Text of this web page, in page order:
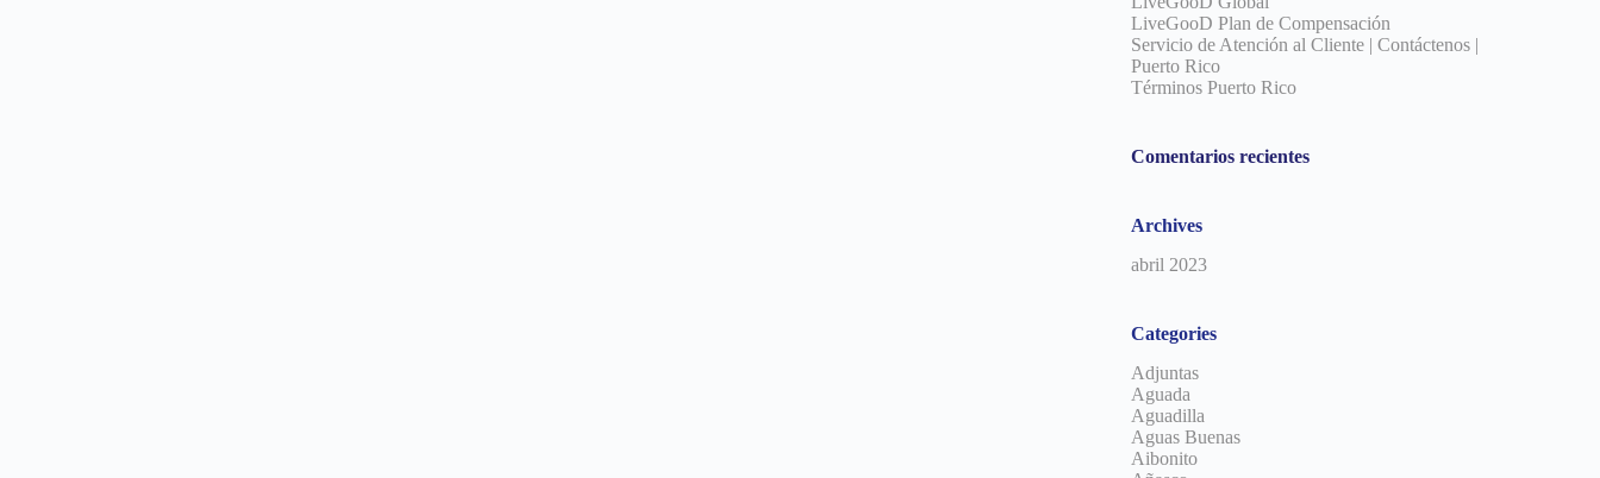
LiveGooD Plan de Compensación
Servicio de Atención al Cliente | Contáctenos |
Puerto Rico
Términos Puerto Rico
Comentarios recientes
Archives
abril 2023
Categories
Adjuntas
Aguada
Aguadilla
Aguas Buenas
Aibonito